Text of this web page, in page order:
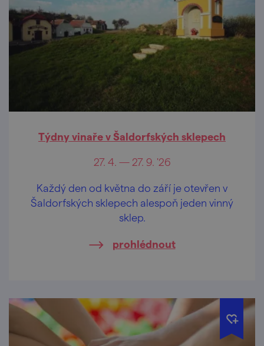
Týdny vinaře v Šaldorfských sklepech
27. 4. — 27. 9. '26
Každý den od května do září je otevřen v
Šaldorfských sklepech alespoň jeden vinný
sklep.
prohlédnout